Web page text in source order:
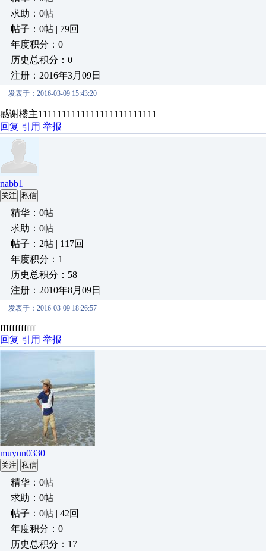
求助：0帖
帖子：0帖 | 79回
年度积分：0
历史总积分：0
注册：2016年3月09日
发表于：2016-03-09 15:43:20
感谢楼主1111111111111111111111111
回复 引用 举报
nabb1
关注 私信
精华：0帖
求助：0帖
帖子：2帖 | 117回
年度积分：1
历史总积分：58
注册：2010年8月09日
发表于：2016-03-09 18:26:57
ffffffffffff
回复 引用 举报
muyun0330
关注 私信
精华：0帖
求助：0帖
帖子：0帖 | 42回
年度积分：0
历史总积分：17